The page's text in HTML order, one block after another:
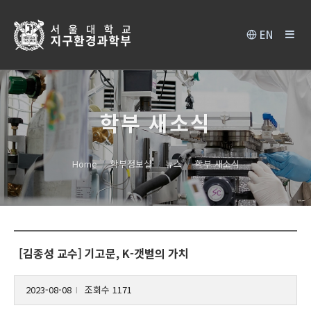
EN
학부 새소식
Home 학부정보실 뉴스 학부 새소식
[김종성 교수] 기고문, K-갯벌의 가치
2023-08-08 조회수 1171